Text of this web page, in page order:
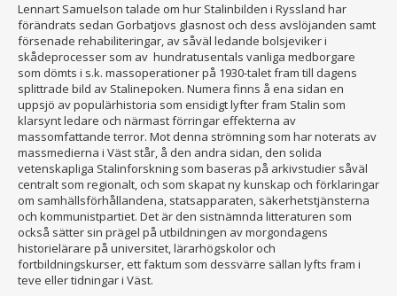
Lennart Samuelson talade om hur Stalinbilden i Ryssland har
förändrats sedan Gorbatjovs glasnost och dess avslöjanden samt
försenade rehabiliteringar, av såväl ledande bolsjeviker i
skådeprocesser som av hundratusentals vanliga medborgare
som dömts i s.k. massoperationer på 1930-talet fram till dagens
splittrade bild av Stalinepoken. Numera finns å ena sidan en
uppsjö av populärhistoria som ensidigt lyfter fram Stalin som
klarsynt ledare och närmast förringar effekterna av
massomfattande terror. Mot denna strömning som har noterats av
massmedierna i Väst står, å den andra sidan, den solida
vetenskapliga Stalinforskning som baseras på arkivstudier såväl
centralt som regionalt, och som skapat ny kunskap och förklaringar
om samhällsförhållandena, statsapparaten, säkerhetstjänsterna
och kommunistpartiet. Det är den sistnämnda litteraturen som
också sätter sin prägel på utbildningen av morgondagens
historielärare på universitet, lärarhögskolor och
fortbildningskurser, ett faktum som dessvärre sällan lyfts fram i
teve eller tidningar i Väst.